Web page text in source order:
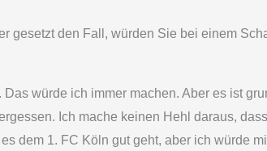
gesetzt den Fall, würden Sie bei einem
würde ich immer machen. Aber es ist
Ich mache keinen Hehl daraus,
dem 1. FC Köln gut geht, aber ich würde